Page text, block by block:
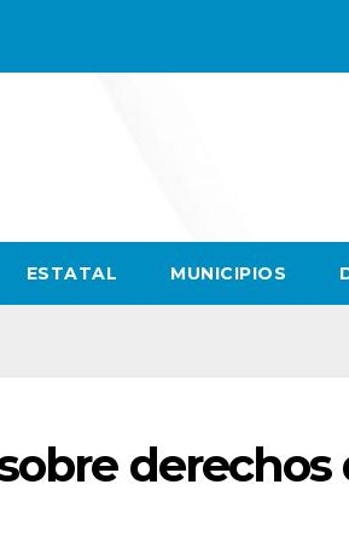
ESTATAL MUNICIPIOS
derechos